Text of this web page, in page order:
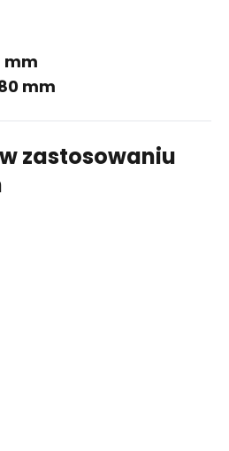
mm
mm
zastosowaniu